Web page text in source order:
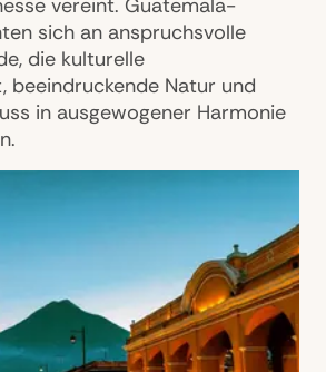
vereint. Guatemala-
sich an anspruchsvolle
die kulturelle
beeindruckende Natur und
in ausgewogener Harmonie